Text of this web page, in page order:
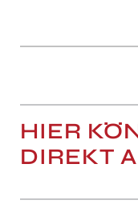
HIER
DIREKT